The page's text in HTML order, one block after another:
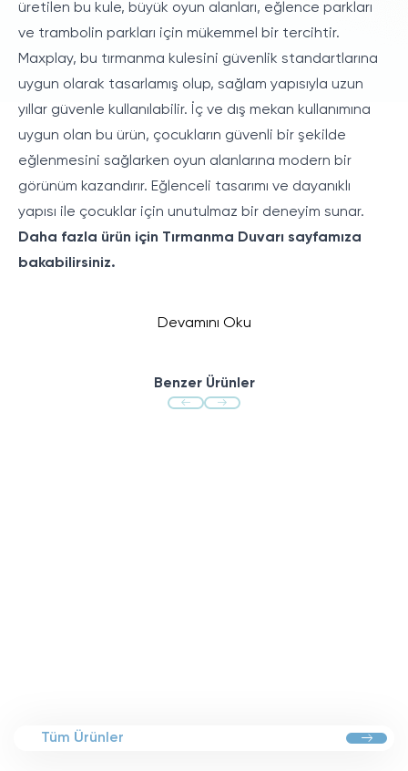
üretilen bu kule, büyük oyun alanları, eğlence parkları
ve trambolin parkları için mükemmel bir tercihtir.
Maxplay, bu tırmanma kulesini güvenlik standartlarına
uygun olarak tasarlamış olup, sağlam yapısıyla uzun
yıllar güvenle kullanılabilir. İç ve dış mekan kullanımına
uygun olan bu ürün, çocukların güvenli bir şekilde
eğlenmesini sağlarken oyun alanlarına modern bir
görünüm kazandırır. Eğlenceli tasarımı ve dayanıklı
yapısı ile çocuklar için unutulmaz bir deneyim sunar.
Daha fazla ürün için Tırmanma Duvarı sayfamıza
bakabilirsiniz.
Devamını Oku
Benzer Ürünler
Tüm Ürünler